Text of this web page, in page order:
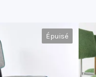
Épuisé